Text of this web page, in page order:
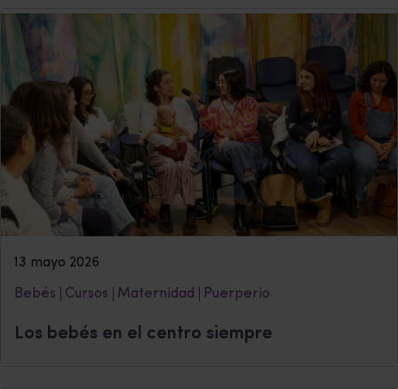
13 mayo 2026
Bebés Cursos Maternidad Puerperio
Los bebés en el centro siempre